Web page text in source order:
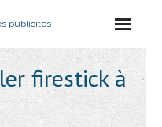
publicités
firestick à